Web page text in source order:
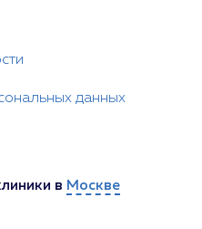
данных
в Москве